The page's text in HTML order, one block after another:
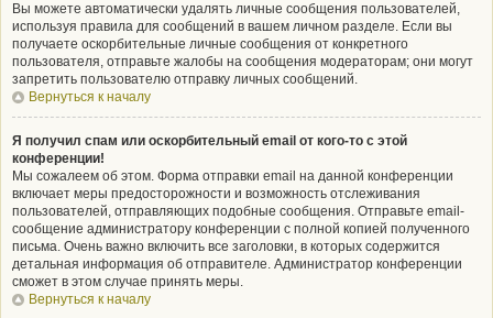
Вы можете автоматически удалять личные сообщения пользователей,
используя правила для сообщений в вашем личном разделе. Если вы
получаете оскорбительные личные сообщения от конкретного
пользователя, отправьте жалобы на сообщения модераторам; они могут
запретить пользователю отправку личных сообщений.
Вернуться к началу
Я получил спам или оскорбительный email от кого-то с этой
конференции!
Мы сожалеем об этом. Форма отправки email на данной конференции
включает меры предосторожности и возможность отслеживания
пользователей, отправляющих подобные сообщения. Отправьте email-
сообщение администратору конференции с полной копией полученного
письма. Очень важно включить все заголовки, в которых содержится
детальная информация об отправителе. Администратор конференции
сможет в этом случае принять меры.
Вернуться к началу